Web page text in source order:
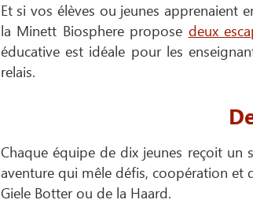
Et si vos élèves ou jeunes apprenaient
la Minett Biosphere propose deux
éducative est idéale pour les
relais.
Chaque équipe de dix jeunes reçoit
aventure qui mêle défis, coopération et
Giele Botter ou de la Haard.